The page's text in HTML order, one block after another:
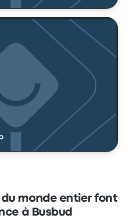
du monde entier font
à Busbud